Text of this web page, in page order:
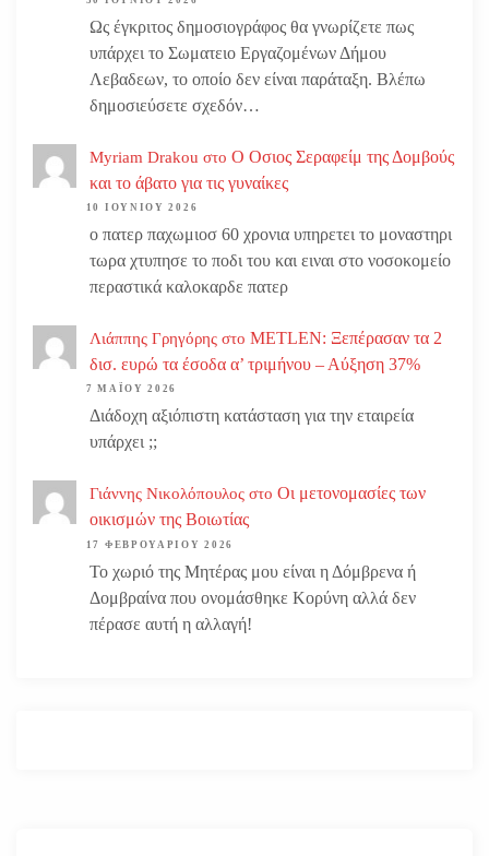
Ως έγκριτος δημοσιογράφος θα γνωρίζετε πως
υπάρχει το Σωματειο Εργαζομένων Δήμου
Λεβαδεων, το οποίο δεν είναι παράταξη. Βλέπω
δημοσιεύσετε σχεδόν…
Myriam Drakou στο Ο Οσιος Σεραφείμ της Δομβούς
και το άβατο για τις γυναίκες
10 ΙΟΥΝΊΟΥ 2026
ο πατερ παχωμιοσ 60 χρονια υπηρετει το μοναστηρι
τωρα χτυπησε το ποδι του και ειναι στο νοσοκομείο
περαστικά καλοκαρδε πατερ
Λιάππης Γρηγόρης στο METLEN: Ξεπέρασαν τα 2
δισ. ευρώ τα έσοδα α’ τριμήνου – Αύξηση 37%
7 ΜΑΪ́ΟΥ 2026
Διάδοχη αξιόπιστη κατάσταση για την εταιρεία
υπάρχει ;;
Γιάννης Νικολόπουλος στο Οι μετονομασίες των
οικισμών της Βοιωτίας
17 ΦΕΒΡΟΥΑΡΊΟΥ 2026
Το χωριό της Μητέρας μου είναι η Δόμβρενα ή
Δομβραίνα που ονομάσθηκε Κορύνη αλλά δεν
πέρασε αυτή η αλλαγή!